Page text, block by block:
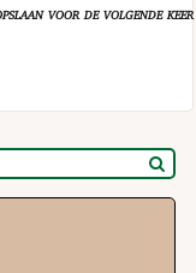
voor de volgende